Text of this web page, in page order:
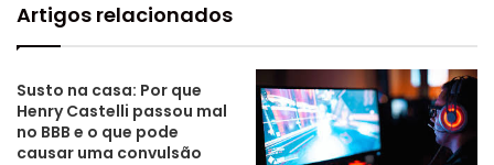
Artigos relacionados
Susto na casa: Por que
Henry Castelli passou mal
no BBB e o que pode
causar uma convulsão